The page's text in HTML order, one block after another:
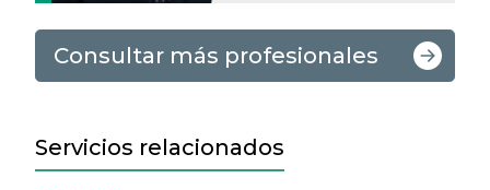
Consultar más profesionales
Servicios relacionados